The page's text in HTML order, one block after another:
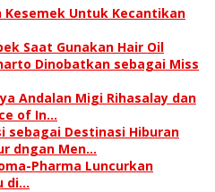
Kesemek Untuk Kecantikan
Saat Gunakan Hair Oil
Dinobatkan sebagai Miss
Andalan Migi Rihasalay dan
of In…
sebagai Destinasi Hiburan
dngan Men…
Pharma Luncurkan
di…